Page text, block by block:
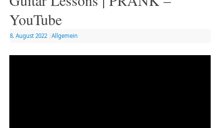
YouTube
8. August 2022 Allgemein